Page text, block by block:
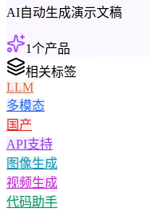
AI自动生成演示文稿
1个产品
相关标签
LLM
多模态
国产
API支持
图像生成
视频生成
代码助手